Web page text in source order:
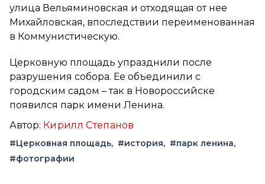
улица Вельяминовская и отходящая от нее
Михайловская, впоследствии переименованная
в Коммунистическую.
Церковную площадь упразднили после
разрушения собора. Ее объединили с
городским садом – так в Новороссийске
появился парк имени Ленина.
Автор: Кирилл Степанов
#Церковная площадь #история
#парк ленина
#фотографии